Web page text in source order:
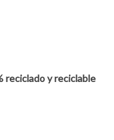
reciclado y reciclable